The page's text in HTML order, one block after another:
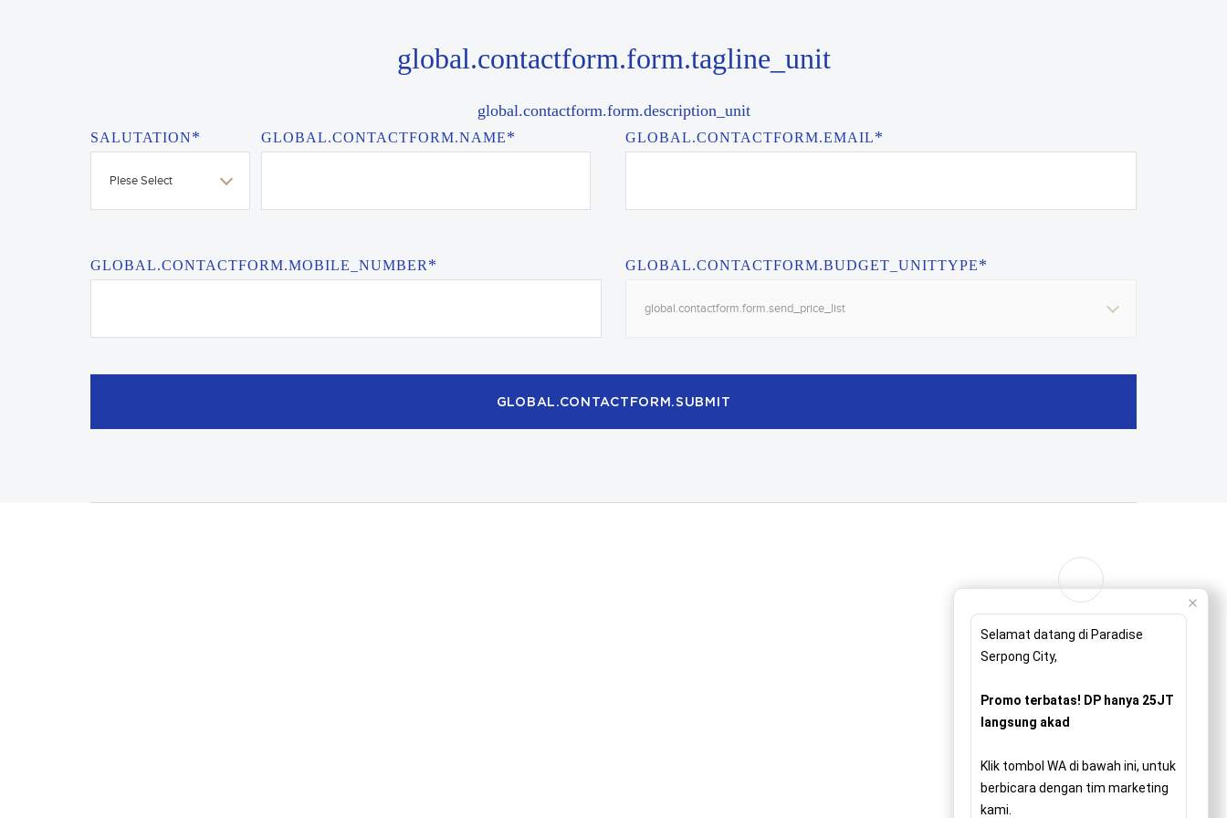
global.contactform.form.tagline_unit
global.contactform.form.description_unit
SALUTATION*
Plese Select
GLOBAL.CONTACTFORM.NAME* GLOBAL.CONTACTFORM.EMAIL*
GLOBAL.CONTACTFORM.MOBILE_NUMBER * GLOBAL.CONTACTFORM.BUDGET_UNITTYPE*
global.contactform.form.send_price_list
GLOBAL.CONTACTFORM.SUBMIT
Selamat datang di Paradise
Serpong City,
Promo terbatas! DP hanya 25JT
langsung akad
Klik tombol WA di bawah ini, untuk
berbicara dengan tim marketing
kami.